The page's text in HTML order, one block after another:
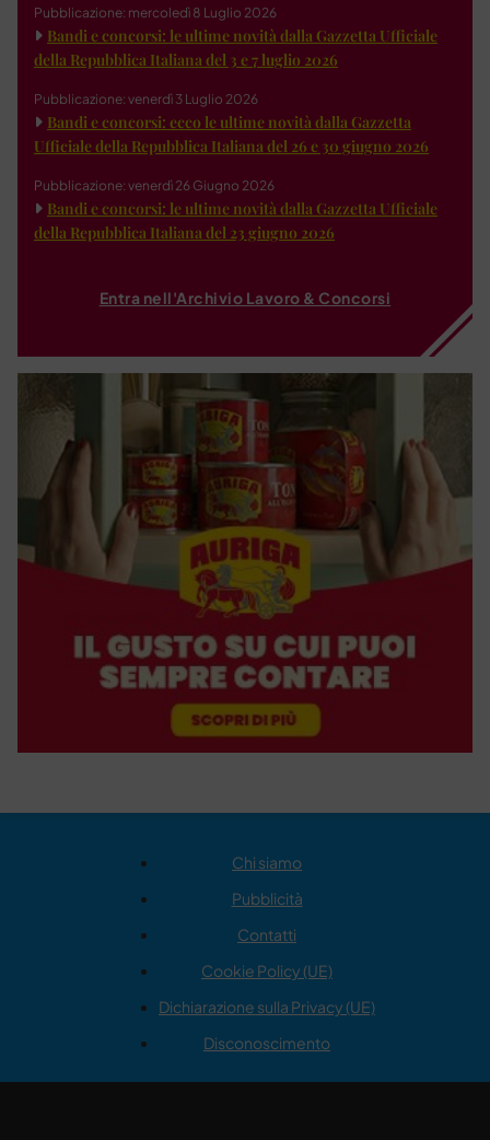
Pubblicazione: mercoledì 8 Luglio 2026
Bandi e concorsi: le ultime novità dalla Gazzetta Ufficiale
della Repubblica Italiana del 3 e 7 luglio 2026
Pubblicazione: venerdì 3 Luglio 2026
Bandi e concorsi: ecco le ultime novità dalla Gazzetta
Ufficiale della Repubblica Italiana del 26 e 30 giugno 2026
Pubblicazione: venerdì 26 Giugno 2026
Bandi e concorsi: le ultime novità dalla Gazzetta Ufficiale
della Repubblica Italiana del 23 giugno 2026
Entra nell'Archivio Lavoro & Concorsi
Chi siamo
Pubblicità
Contatti
Cookie Policy (UE)
Dichiarazione sulla Privacy (UE)
Disconoscimento